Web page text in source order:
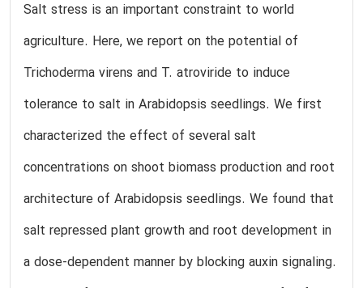
Salt stress is an important constraint to world
agriculture. Here, we report on the potential of
Trichoderma virens and T. atroviride to induce
tolerance to salt in Arabidopsis seedlings. We first
characterized the effect of several salt
concentrations on shoot biomass production and root
architecture of Arabidopsis seedlings. We found that
salt repressed plant growth and root development in
a dose-dependent manner by blocking auxin signaling.